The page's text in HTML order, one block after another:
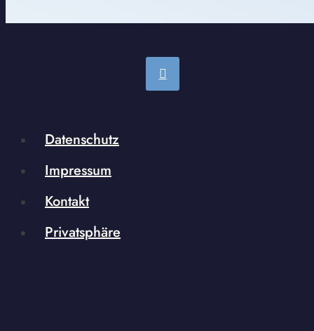
Datenschutz
Impressum
Kontakt
Privatsphäre